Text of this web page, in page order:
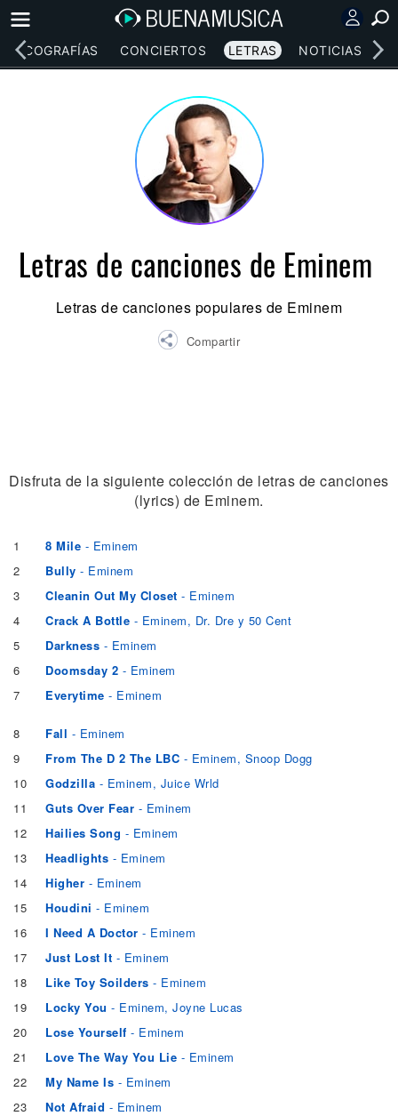
DISCOGRAFÍAS CONCIERTOS LETRAS NOTICIAS
Letras de canciones de Eminem
Letras de canciones populares de Eminem
Compartir
Disfruta de la siguiente colección de letras de canciones
(lyrics) de Eminem.
1 8 Mile - Eminem
2
Bully - Eminem
3
Cleanin Out My Closet - Eminem
4
Crack A Bottle - Eminem, Dr. Dre y 50 Cent
5
Darkness - Eminem
6
Doomsday 2 - Eminem
7
Everytime - Eminem
8 Fall - Eminem
9
From The D 2 The LBC - Eminem, Snoop Dogg
10
Godzilla - Eminem, Juice Wrld
11
Guts Over Fear - Eminem
12
Hailies Song - Eminem
13
Headlights - Eminem
14
Higher - Eminem
15
Houdini - Eminem
16
I Need A Doctor - Eminem
17
Just Lost It - Eminem
18
Like Toy Soilders - Eminem
19
Locky You - Eminem, Joyne Lucas
20
Lose Yourself - Eminem
21
Love The Way You Lie - Eminem
22
My Name Is - Eminem
23
Not Afraid - Eminem